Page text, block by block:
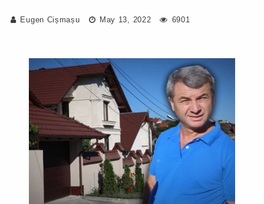
Eugen Cișmașu May 13, 2022 6901